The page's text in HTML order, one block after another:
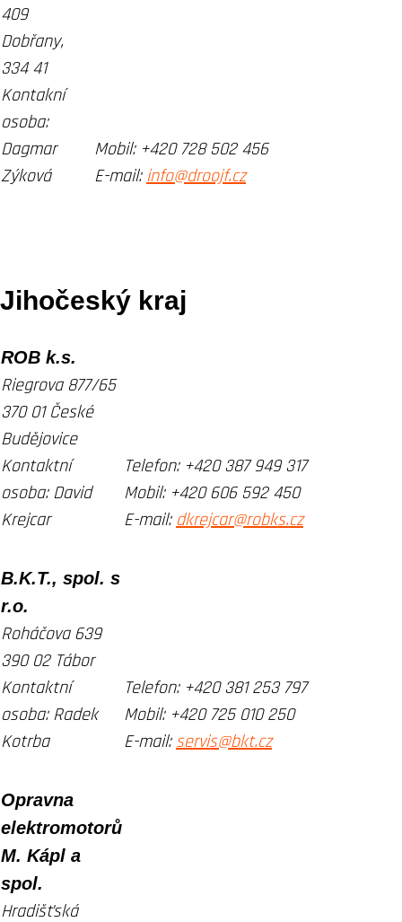
409
Dobřany,
334 41
Kontakní
osoba:
Dagmar
Zýková
Mobil:+420 728 502 456
E-mail: info@droojf.cz
Jihočeský kraj
ROB k.s.
Riegrova 877/65
370 01 České
Budějovice
Kontaktní
osoba:David
Krejcar
Telefon:+420 387 949 317
Mobil: +420 606 592 450
E-mail: dkrejcar@robks.cz
B.K.T., spol. s
r.o.
Roháčova 639
390 02 Tábor
Kontaktní
osoba:Radek
Kotrba
Telefon: +420 381 253 797
Mobil: +420 725 010 250
E-mail: servis@bkt.cz
Opravna
elektromotorů
M. Kápl a
spol.
Hradišťská